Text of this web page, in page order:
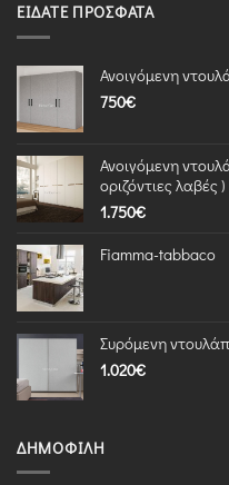
ΕΊΔΑΤΕ ΠΡΌΣΦΑΤΑ
Ανοιγόμενη
750€
Ανοιγόμενη
οριζόντιες λαβές )
1.750€
Fiamma-tabbaco
Συρόμενη
1.020€
ΔΗΜΟΦΙΛΉ